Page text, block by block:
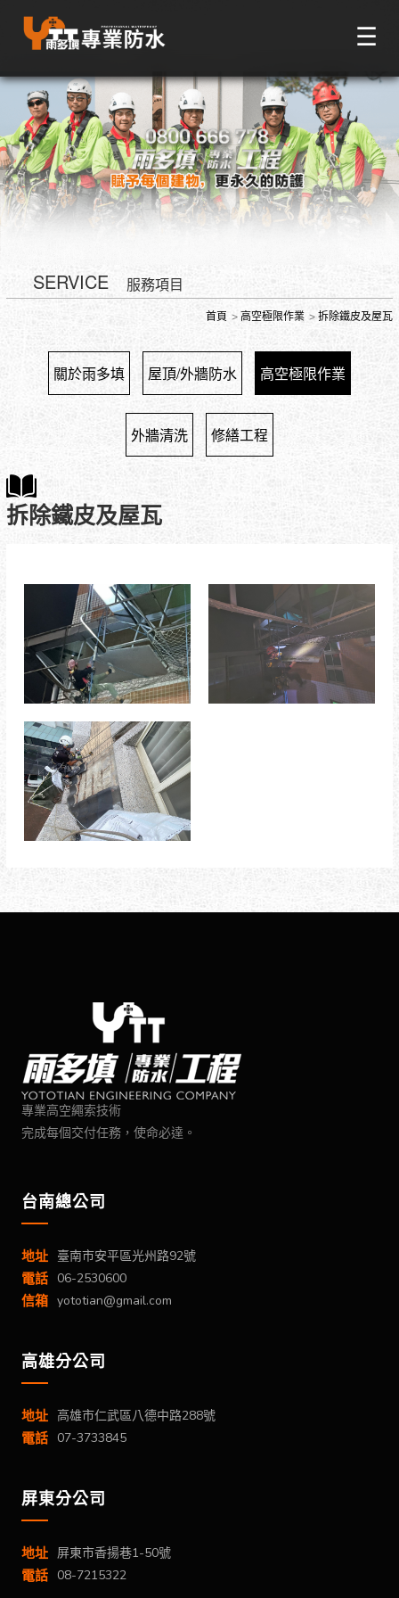
☰
SERVICE 服務項目
首頁 高空極限作業 拆除鐵皮及屋瓦
關於雨多填 屋頂/外牆防水 高空極限作業
外牆清洗 修繕工程
拆除鐵皮及屋瓦
專業高空繩索技術
完成每個交付任務，使命必達。
台南總公司
地址 臺南市安平區光州路92號
電話 06-2530600
信箱 yototian@gmail.com
高雄分公司
地址 高雄市仁武區八德中路288號
電話 07-3733845
屏東分公司
地址 屏東市香揚巷1-50號
電話 08-7215322